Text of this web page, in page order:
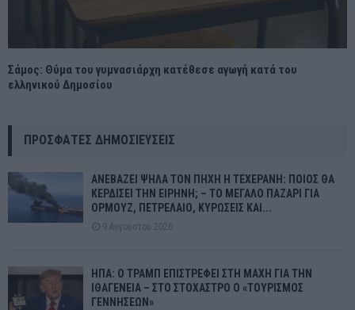
Σάμος: Θύμα του γυμνασιάρχη κατέθεσε αγωγή κατά του
ελληνικού Δημοσίου
ΠΡΌΣΦΑΤΕΣ ΔΗΜΟΣΙΕΎΣΕΙΣ
ΑΝΕΒΑΖΕΙ ΨΗΛΑ ΤΟΝ ΠΗΧΗ Η ΤΕΧΕΡΑΝΗ: ΠΟΙΟΣ ΘΑ
ΚΕΡΔΙΣΕΙ ΤΗΝ ΕΙΡΗΝΗ; – ΤΟ ΜΕΓΑΛΟ ΠΑΖΑΡΙ ΓΙΑ
ΟΡΜΟΥΖ, ΠΕΤΡΕΛΑΙΟ, ΚΥΡΩΣΕΙΣ ΚΑΙ...
9 Αυγούστου 2026
ΗΠΑ: Ο ΤΡΑΜΠ ΕΠΙΣΤΡΕΦΕΙ ΣΤΗ ΜΑΧΗ ΓΙΑ ΤΗΝ
ΙΘΑΓΕΝΕΙΑ – ΣΤΟ ΣΤΟΧΑΣΤΡΟ Ο «ΤΟΥΡΙΣΜΟΣ
ΓΕΝΝΗΣΕΩΝ»